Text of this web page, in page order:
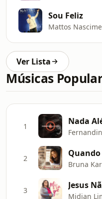
Sou Feliz
Mattos
Ver Lista
Músicas
1
2
Bruna
3 Jesus
Midian